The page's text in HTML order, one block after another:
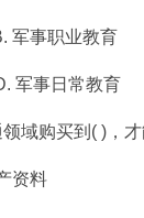
事职业教育
军事日常教育
购买到( )，才
资料